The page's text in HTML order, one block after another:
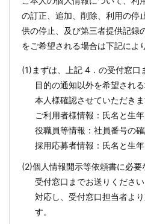
の訂正、追加、削除、利用の停
供の停止、及び第三者提供記録
をご希望される場合は下記によ
(1)まずは、上記 4．の受付窓口
目的の通知以外を希望され
本人様確認させていただきま
ご利用者様情報：氏名と生
役職員等情報：社員番号の
採用応募者情報：氏名と生
(2)個人情報開示等依頼書に必
受付窓口までお送りくださ
対応し、受付窓口担当者よ
す。